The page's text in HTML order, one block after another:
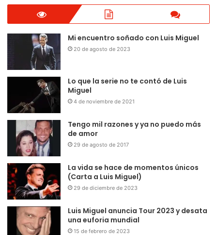
Mi encuentro soñado con Luis Miguel
20 de agosto de 2023
Lo que la serie no te contó de Luis
Miguel
4 de noviembre de 2021
Tengo mil razones y ya no puedo más
de amor
29 de agosto de 2017
La vida se hace de momentos únicos
(Carta a Luis Miguel)
29 de diciembre de 2023
Luis Miguel anuncia Tour 2023 y desata
una euforia mundial
15 de febrero de 2023